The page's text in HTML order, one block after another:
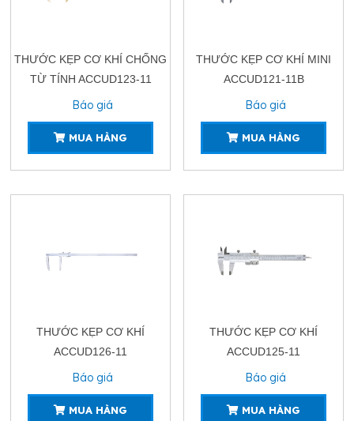
THƯỚC KẸP CƠ KHÍ CHỐNG
TỪ TÍNH ACCUD123-11
Báo giá
MUA HÀNG
THƯỚC KẸP CƠ KHÍ MINI
ACCUD121-11B
Báo giá
MUA HÀNG
THƯỚC KẸP CƠ KHÍ
ACCUD126-11
Báo giá
MUA HÀNG
THƯỚC KẸP CƠ KHÍ
ACCUD125-11
Báo giá
MUA HÀNG